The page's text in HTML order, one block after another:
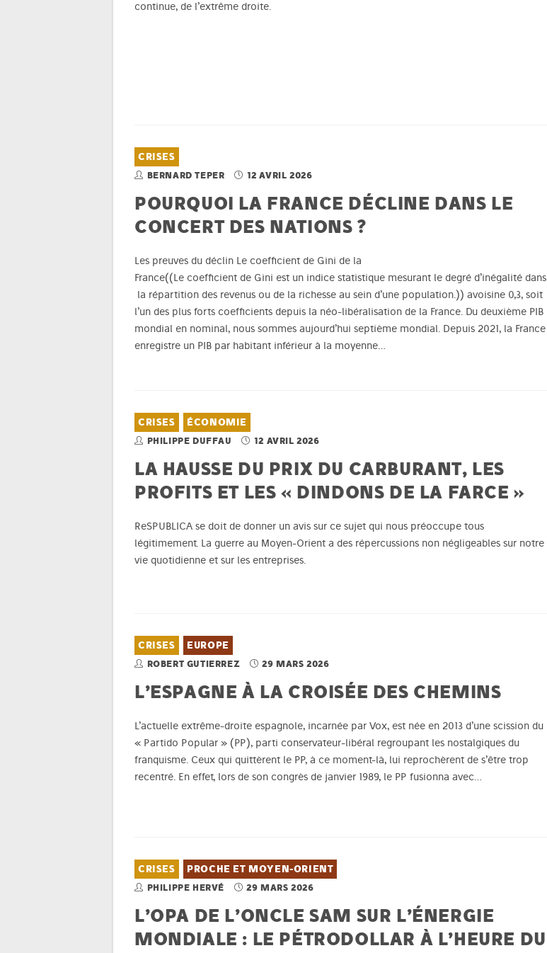
continue, de l’extrême droite.
CRISES
BERNARD TEPER 12 AVRIL 2026
POURQUOI LA FRANCE DÉCLINE DANS LE
CONCERT DES NATIONS ?
Les preuves du déclin Le coefficient de Gini de la
France((Le coefficient de Gini est un indice statistique mesurant le degré d’inégalité dans
la répartition des revenus ou de la richesse au sein d’une population.)) avoisine 0,3, soit
l’un des plus forts coefficients depuis la néo-libéralisation de la France. Du deuxième PIB
mondial en nominal, nous sommes aujourd’hui septième mondial. Depuis 2021, la France
enregistre un PIB par habitant inférieur à la moyenne…
CRISES ÉCONOMIE
PHILIPPE DUFFAU 12 AVRIL 2026
LA HAUSSE DU PRIX DU CARBURANT, LES
PROFITS ET LES « DINDONS DE LA FARCE »
ReSPUBLICA se doit de donner un avis sur ce sujet qui nous préoccupe tous
légitimement. La guerre au Moyen-Orient a des répercussions non négligeables sur notre
vie quotidienne et sur les entreprises.
CRISES EUROPE
ROBERT GUTIERREZ 29 MARS 2026
L’ESPAGNE À LA CROISÉE DES CHEMINS
L’actuelle extrême-droite espagnole, incarnée par Vox, est née en 2013 d’une scission du
« Partido Popular » (PP), parti conservateur-libéral regroupant les nostalgiques du
franquisme. Ceux qui quittèrent le PP, à ce moment-là, lui reprochèrent de s’être trop
recentré. En effet, lors de son congrès de janvier 1989, le PP fusionna avec…
CRISES PROCHE ET MOYEN-ORIENT
PHILIPPE HERVÉ 29 MARS 2026
L’OPA DE L’ONCLE SAM SUR L’ÉNERGIE
MONDIALE : LE PÉTRODOLLAR À L’HEURE DU